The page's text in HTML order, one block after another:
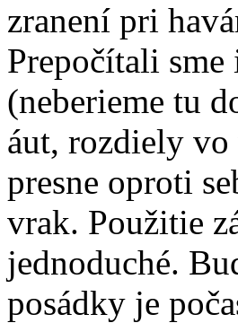
zranení pri
Prepočítali
(neberieme tu
áut, rozdiely
presne oproti
vrak. Použitie
jednoduché.
posádky je